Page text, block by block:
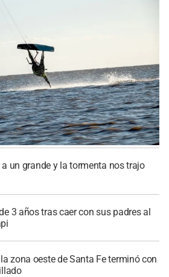
a un grande y la tormenta nos trajo
3 años tras caer con sus padres al
zona oeste de Santa Fe terminó con